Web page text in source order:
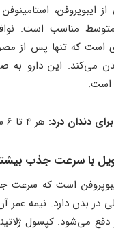
از ایبوپروفن،
مناسب است.
است که تنها پس از
می‌کند. این دارو
است.
دندان درد: هر 4 تا 6 ساعت یک قرص
با سرعت جذب بیشتر
است که سرعت
می‌شود. کپسول